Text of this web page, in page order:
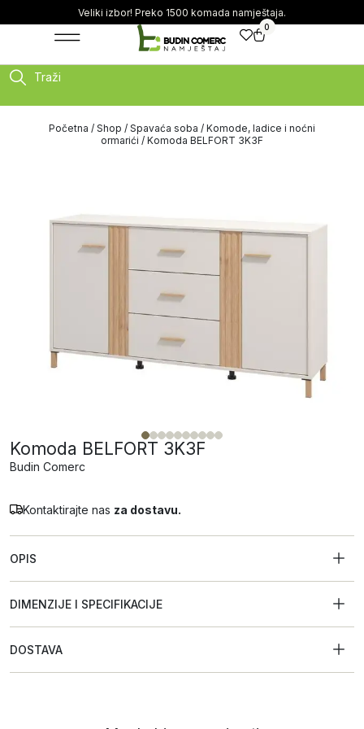
Veliki izbor! Preko 1500 komada namještaja.
0
Traži
Početna / Shop / Spavaća soba / Komode, ladice i noćni
ormarići / Komoda BELFORT 3K3F
Komoda BELFORT 3K3F
Budin Comerc
Kontaktirajte nas za dostavu.
OPIS
DIMENZIJE I SPECIFIKACIJE
DOSTAVA